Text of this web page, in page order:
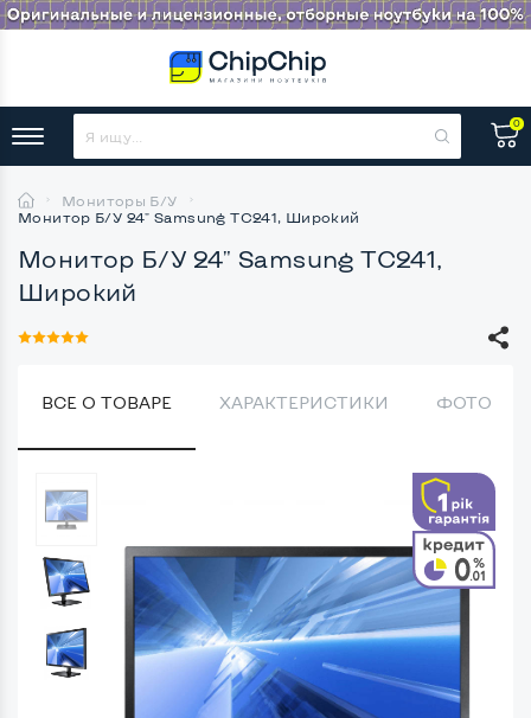
0
Мониторы Б/У
Монитор Б/У 24" Samsung TC241, Широкий
Монитор Б/У 24" Samsung TC241,
Широкий
ВСЕ О ТОВАРЕ ХАРАКТЕРИСТИКИ ФОТО